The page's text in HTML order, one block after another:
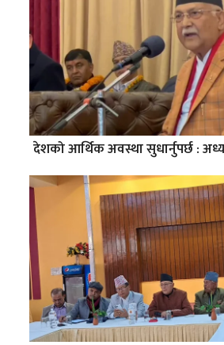
देशको आर्थिक अवस्था सुधार्नुपर्छ :